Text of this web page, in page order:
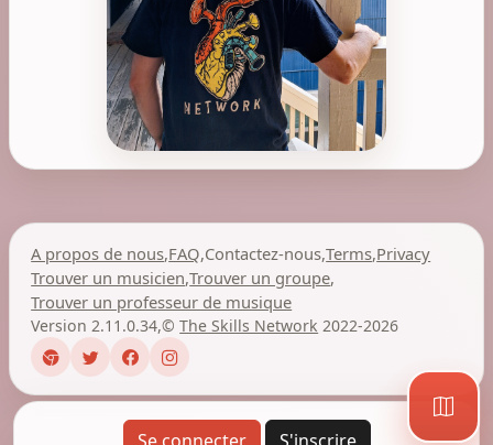
A propos de nous,FAQ,Contactez-nous,Terms,Privacy
Trouver un musicien,Trouver un groupe,
Trouver un professeur de musique
Version 2.11.0.34,©The Skills Network 2022-2026